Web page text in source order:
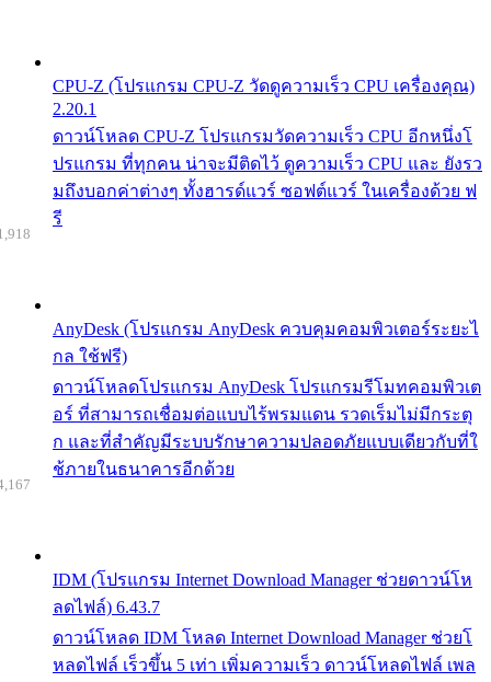
CPU-Z (โปรแกรม CPU-Z วัดดูความเร็ว CPU เครื่องคุณ)
2.20.1
ดาวน์โหลด CPU-Z โปรแกรมวัดความเร็ว CPU อีกหนึ่งโ
ปรแกรม ที่ทุกคน น่าจะมีติดไว้ ดูความเร็ว CPU และ ยังรว
มถึงบอกค่าต่างๆ ทั้งฮารด์แวร์ ซอฟต์แวร์ ในเครื่องด้วย ฟ
รี
AnyDesk (โปรแกรม AnyDesk ควบคุมคอมพิวเตอร์ระยะไ
กล ใช้ฟรี)
ดาวน์โหลดโปรแกรม AnyDesk โปรแกรมรีโมทคอมพิวเต
อร์ ที่สามารถเชื่อมต่อแบบไร้พรมแดน รวดเร็มไม่มีกระตุ
ก และที่สำคัญมีระบบรักษาความปลอดภัยแบบเดียวกับที่ใ
ช้ภายในธนาคารอีกด้วย
IDM (โปรแกรม Internet Download Manager ช่วยดาวน์โห
ลดไฟล์) 6.43.7
ดาวน์โหลด IDM โหลด Internet Download Manager ช่วยโ
หลดไฟล์ เร็วขึ้น 5 เท่า เพิ่มความเร็ว ดาวน์โหลดไฟล์ เพล